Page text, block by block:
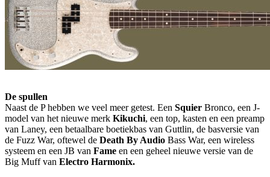
De spullen
Naast de P hebben we veel meer getest. Een Squier Bronco, een J-
model van het nieuwe merk Kikuchi, een top, kasten en een preamp
van Laney, een betaalbare boetiekbas van Guttlin, de basversie van
de Fuzz War, oftewel de Death By Audio Bass War, een wireless
systeem en een JB van Fame en een geheel nieuwe versie van de
Big Muff van Electro Harmonix.